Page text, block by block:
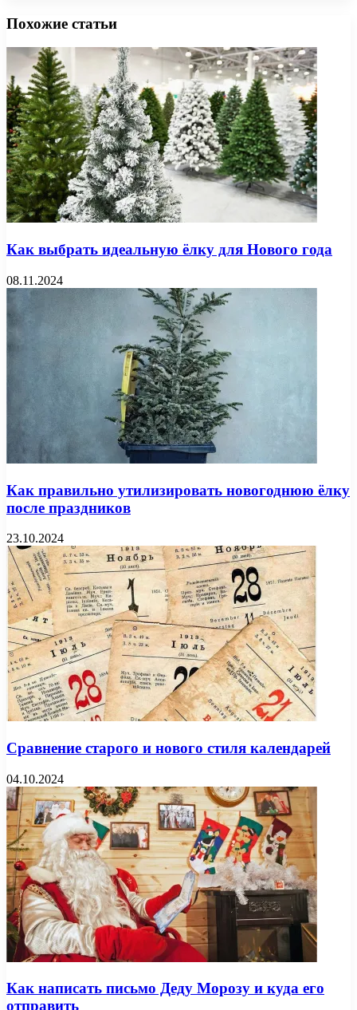
Похожие статьи
Как выбрать идеальную ёлку для Нового года
08.11.2024
Как правильно утилизировать новогоднюю ёлку
после праздников
23.10.2024
Сравнение старого и нового стиля календарей
04.10.2024
Как написать письмо Деду Морозу и куда его
отправить